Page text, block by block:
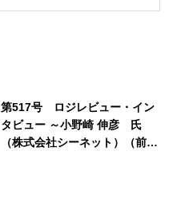
第517号 ロジレビュー・イン
タビュー ～小野崎 伸彦 氏
（株式会社シーネット）（前